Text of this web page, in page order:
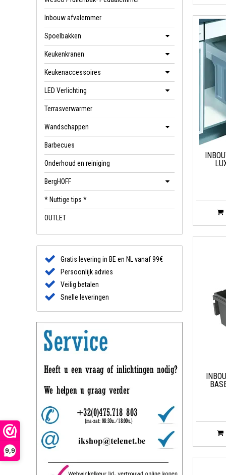
9,9
Inbouw afvalemmer
Spoelbakken
Keukenkranen
Keukenaccessoires
LED Verlichting
Terrasverwarmer
Wandschappen
Barbecues
Onderhoud en reiniging
BergHOFF
* Nuttige tips *
OUTLET
Gratis levering in BE en NL vanaf 99€
Persoonlijk advies
Veilig betalen
Snelle leveringen